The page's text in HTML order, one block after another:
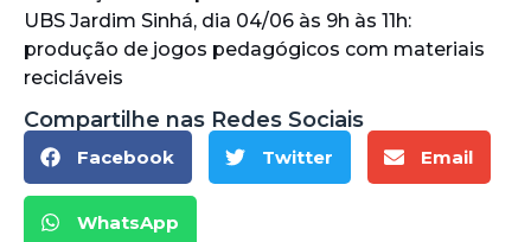
UBS Jardim Sinhá, dia 04/06 às 9h às 11h:
produção de jogos pedagógicos com materiais
recicláveis
Compartilhe nas Redes Sociais
Facebook Twitter Email
WhatsApp